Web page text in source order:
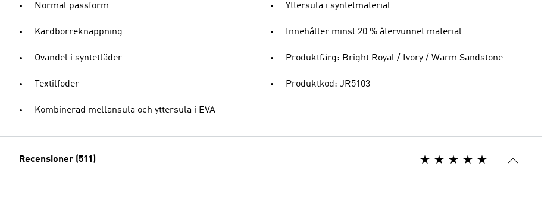
Normal passform
Kardborreknäppning
Ovandel i syntetläder
Textilfoder
Kombinerad mellansula och yttersula i EVA
Yttersula i syntetmaterial
Innehåller minst 20 % återvunnet material
Produktfärg: Bright Royal / Ivory / Warm Sandstone
Produktkod: JR5103
Recensioner (511)